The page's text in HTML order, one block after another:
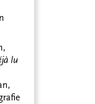
lu